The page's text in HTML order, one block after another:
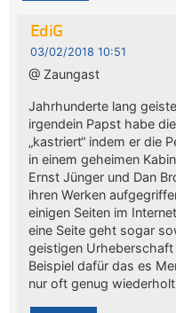
EdiG
03/02/2018 10:51
@ Zaungast
Jahrhunderte lang
irgendein Papst habe
„kastriert“ indem er die
in einem geheimen
Ernst Jünger und Dan
ihren Werken
einigen Seiten im
eine Seite geht sogar
geistigen
Beispiel dafür das es
nur oft genug